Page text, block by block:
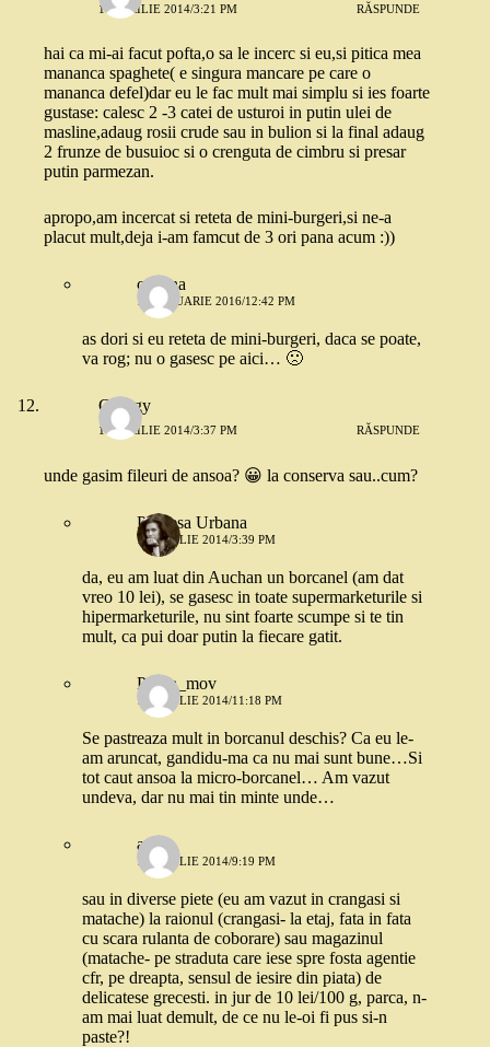
11 APRILIE 2014/3:21 PM RĂSPUNDE
hai ca mi-ai facut pofta,o sa le incerc si eu,si pitica mea
mananca spaghete( e singura mancare pe care o
mananca defel)dar eu le fac mult mai simplu si ies foarte
gustase: calesc 2 -3 catei de usturoi in putin ulei de
masline,adaug rosii crude sau in bulion si la final adaug
2 frunze de busuioc si o crenguta de cimbru si presar
putin parmezan.
apropo,am incercat si reteta de mini-burgeri,si ne-a
placut mult,deja i-am famcut de 3 ori pana acum :))
cristina
11 IANUARIE 2016/12:42 PM
as dori si eu reteta de mini-burgeri, daca se poate,
va rog; nu o gasesc pe aici… 🙁
Georgy
11 APRILIE 2014/3:37 PM RĂSPUNDE
unde gasim fileuri de ansoa? 😀 la conserva sau..cum?
Printesa Urbana
11 APRILIE 2014/3:39 PM
da, eu am luat din Auchan un borcanel (am dat
vreo 10 lei), se gasesc in toate supermarketurile si
hipermarketurile, nu sint foarte scumpe si te tin
mult, ca pui doar putin la fiecare gatit.
Pisica_mov
11 APRILIE 2014/11:18 PM
Se pastreaza mult in borcanul deschis? Ca eu le-
am aruncat, gandidu-ma ca nu mai sunt bune…Si
tot caut ansoa la micro-borcanel… Am vazut
undeva, dar nu mai tin minte unde…
ady
11 APRILIE 2014/9:19 PM
sau in diverse piete (eu am vazut in crangasi si
matache) la raionul (crangasi- la etaj, fata in fata
cu scara rulanta de coborare) sau magazinul
(matache- pe straduta care iese spre fosta agentie
cfr, pe dreapta, sensul de iesire din piata) de
delicatese grecesti. in jur de 10 lei/100 g, parca, n-
am mai luat demult, de ce nu le-oi fi pus si-n
paste?!